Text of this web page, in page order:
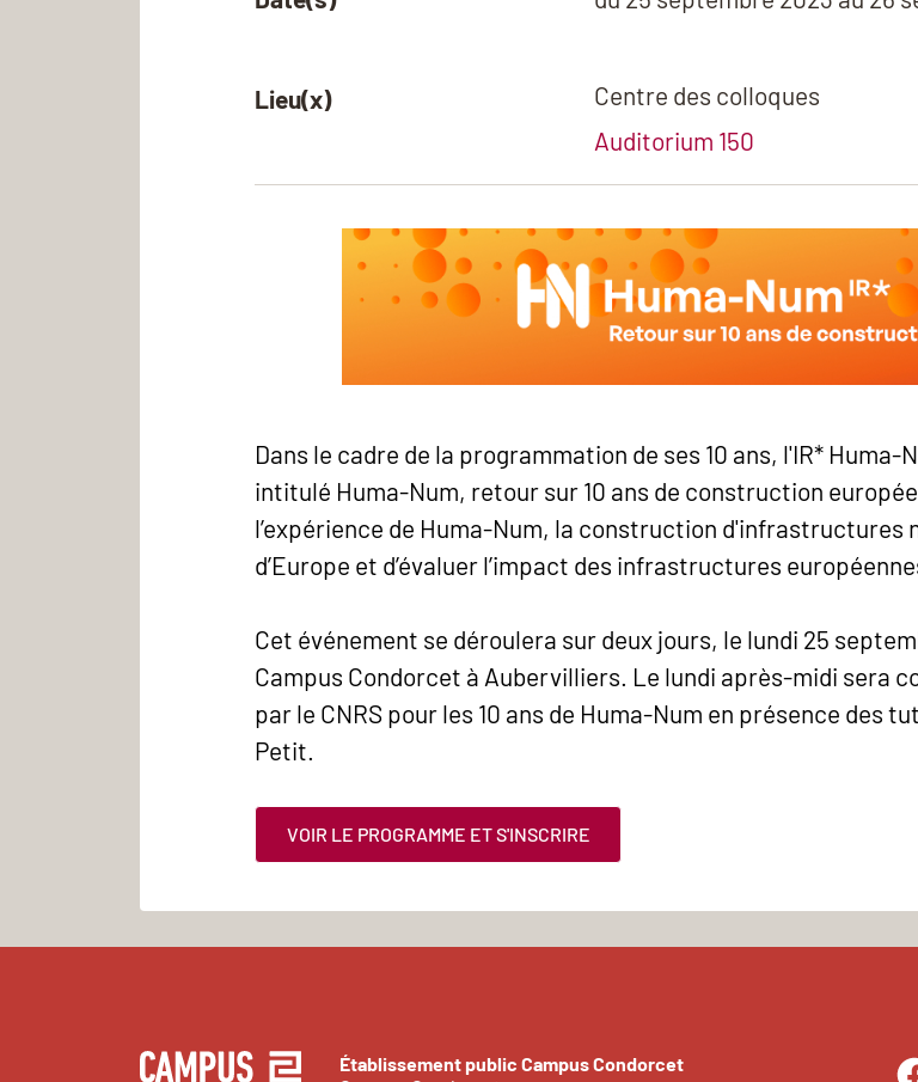
Lieu(x)
Centre des colloques
Auditorium 150
Dans le cadre de la programmation de ses 10 ans, l'IR*
intitulé Huma-Num, retour sur 10 ans de construction
l’expérience de Huma-Num, la construction d'infrastructures
d’Europe et d’évaluer l’impact des infrastructures
Cet événement se déroulera sur deux jours, le lundi 25
Campus Condorcet à Aubervilliers. Le lundi après-midi sera
par le CNRS pour les 10 ans de Huma-Num en présence des
Petit.
VOIR LE PROGRAMME ET S'INSCRIRE
Établissement public Campus Condorcet